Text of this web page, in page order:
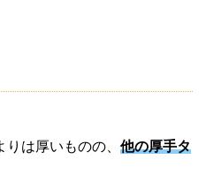
は厚いものの、 他の厚手タ